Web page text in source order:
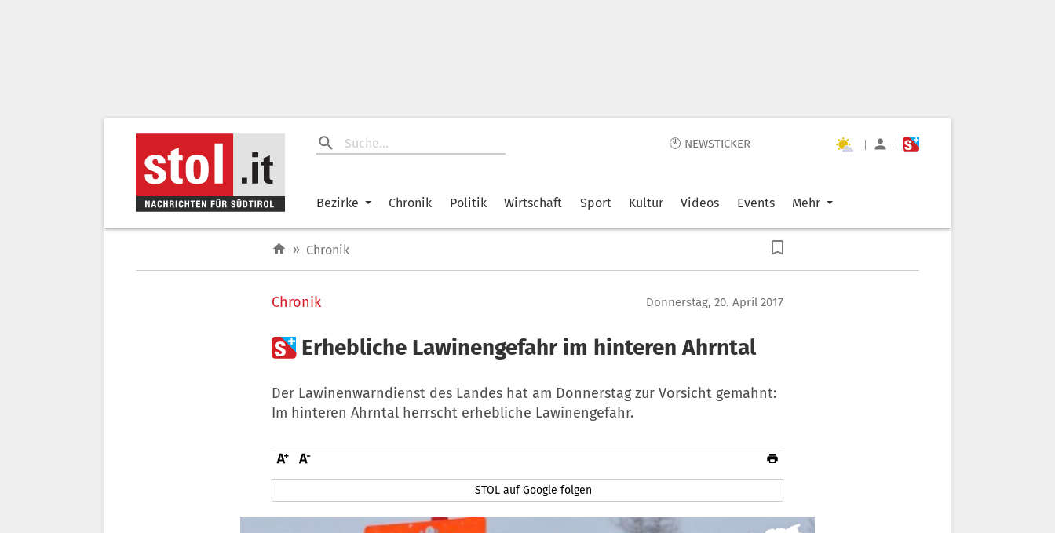
🕙 NEWSTICKER | |
Bezirke Chronik Politik Wirtschaft Sport Kultur Videos Events Mehr
» Chronik
Chronik Donnerstag, 20. April 2017
 Erhebliche Lawinengefahr im hinteren Ahrntal
Der Lawinenwarndienst des Landes hat am Donnerstag zur Vorsicht gemahnt:
Im hinteren Ahrntal herrscht erhebliche Lawinengefahr.
STOL auf Google folgen